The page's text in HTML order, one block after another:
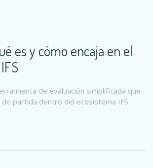
es y cómo encaja en el
de evaluación simplificada que
partida dentro del ecosistema IFS